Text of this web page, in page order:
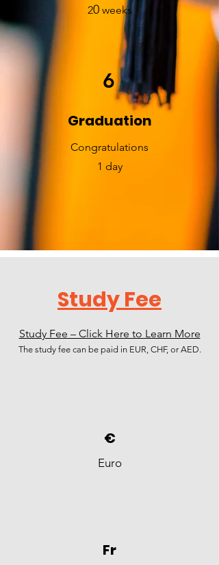
20 weeks
6
Graduation
​Congratulations
1 day
Study Fee
Study Fee – Click Here to Learn More
The study fee can be paid in EUR, CHF, or AED.
€
Euro
Fr